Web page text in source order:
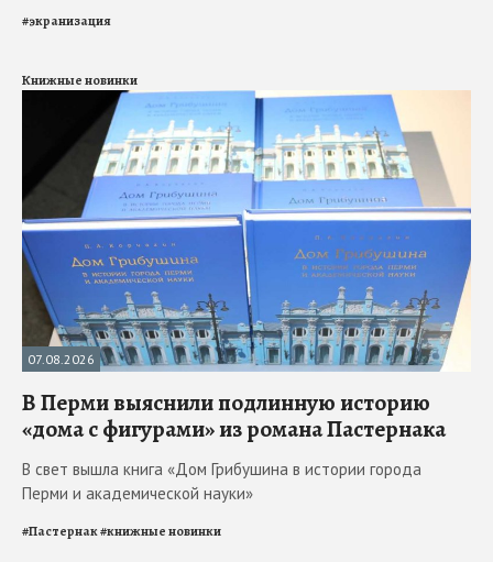
#экранизация
Книжные новинки
07.08.2026
В Перми выяснили подлинную историю
«дома с фигурами» из романа Пастернака
В свет вышла книга «Дом Грибушина в истории города
Перми и академической науки»
#Пастернак#книжные новинки